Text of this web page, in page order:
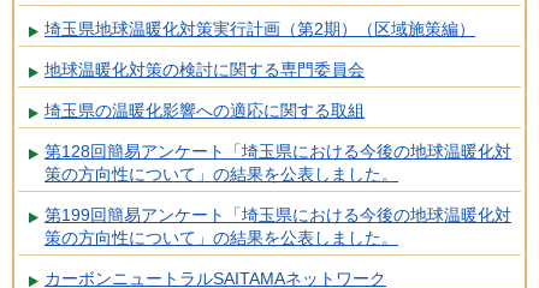
埼玉県地球温暖化対策実行計画（第2期）（区域施策編）
地球温暖化対策の検討に関する専門委員会
埼玉県の温暖化影響への適応に関する取組
第128回簡易アンケート「埼玉県における今後の地球温暖化対
策の方向性について」の結果を公表しました。
第199回簡易アンケート「埼玉県における今後の地球温暖化対
策の方向性について」の結果を公表しました。
カーボンニュートラルSAITAMAネットワーク